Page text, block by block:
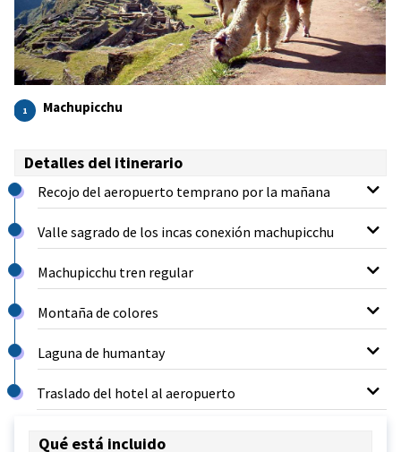
1 Machupicchu
Detalles del itinerario
Recojo del aeropuerto temprano por la mañana
Valle sagrado de los incas conexión machupicchu
Machupicchu tren regular
Montaña de colores
Laguna de humantay
Traslado del hotel al aeropuerto
Qué está incluido